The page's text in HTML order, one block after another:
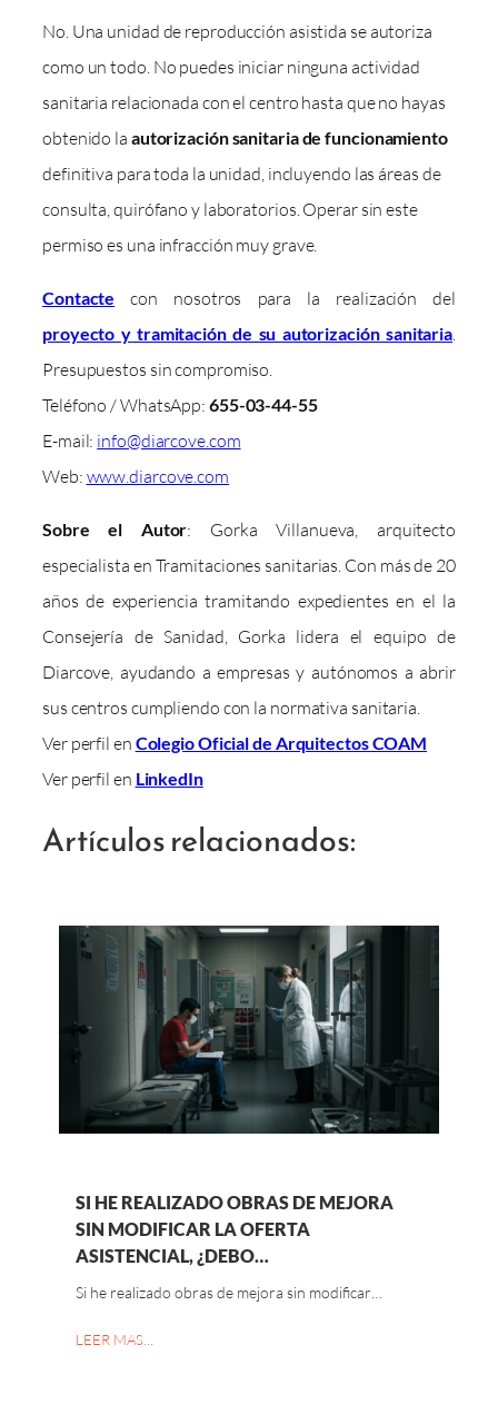
No. Una unidad de reproducción asistida se autoriza
como un todo. No puedes iniciar ninguna actividad
sanitaria relacionada con el centro hasta que no hayas
obtenido la autorización sanitaria de funcionamiento
definitiva para toda la unidad, incluyendo las áreas de
consulta, quirófano y laboratorios. Operar sin este
permiso es una infracción muy grave.
Contacte con nosotros para la realización del
proyecto y tramitación de su autorización sanitaria
Presupuestos sin compromiso.
Teléfono / WhatsApp: 655-03-44-55
E-mail: info@diarcove.com
Web: www.diarcove.com
Sobre el Autor: Gorka Villanueva, arquitecto
especialista en Tramitaciones sanitarias. Con más de 20
años de experiencia tramitando expedientes en el la
Consejería de Sanidad, Gorka lidera el equipo de
Diarcove, ayudando a empresas y autónomos a abrir
sus centros cumpliendo con la normativa sanitaria.
Ver perfil en Colegio Oficial de Arquitectos COAM
Ver perfil en LinkedIn
Artículos relacionados:
SI HE REALIZADO OBRAS DE MEJORA
SIN MODIFICAR LA OFERTA
ASISTENCIAL, ¿DEBO…
Si he realizado obras de mejora sin modificar…
LEER MAS…